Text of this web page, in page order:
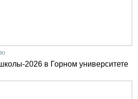
2026 в Горном университете